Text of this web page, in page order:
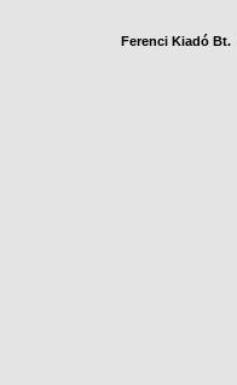
Ferenci Kiadó Bt.